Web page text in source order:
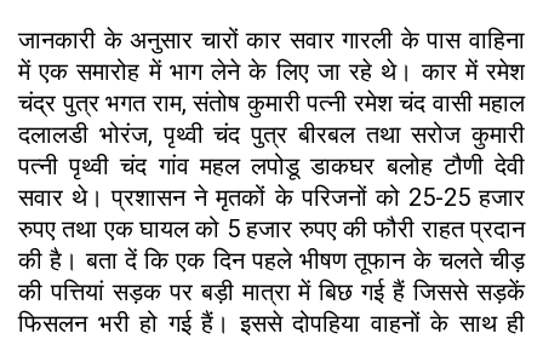
जानकारी के अनुसार चारों कार सवार गारली के पास वाहिना
में एक समारोह में भाग लेने के लिए जा रहे थे। कार में रमेश
चंद्र पुत्र भगत राम, संतोष कुमारी पत्नी रमेश चंद वासी महाल
दलालडी भोरंज, पृथ्वी चंद पुत्र बीरबल तथा सरोज कुमारी
पत्नी पृथ्वी चंद गांव महल लपोडू डाकघर बलोह टौणी देवी
सवार थे। प्रशासन ने मृतकों के परिजनों को 25-25 हजार
रुपए तथा एक घायल को 5 हजार रुपए की फौरी राहत प्रदान
की है। बता दें कि एक दिन पहले भीषण तूफान के चलते चीड़
की पत्तियां सड़क पर बड़ी मात्रा में बिछ गई हैं जिससे सड़कें
फिसलन भरी हो गई हैं। इससे दोपहिया वाहनों के साथ ही